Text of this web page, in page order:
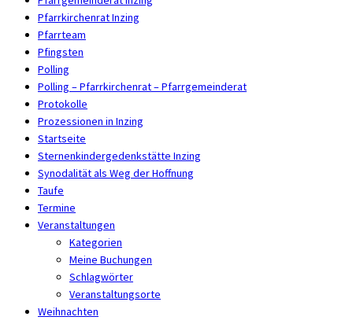
Pfarrkirchenrat Inzing
Pfarrteam
Pfingsten
Polling
Polling – Pfarrkirchenrat – Pfarrgemeinderat
Protokolle
Prozessionen in Inzing
Startseite
Sternenkindergedenkstätte Inzing
Synodalität als Weg der Hoffnung
Taufe
Termine
Veranstaltungen
Kategorien
Meine Buchungen
Schlagwörter
Veranstaltungsorte
Weihnachten